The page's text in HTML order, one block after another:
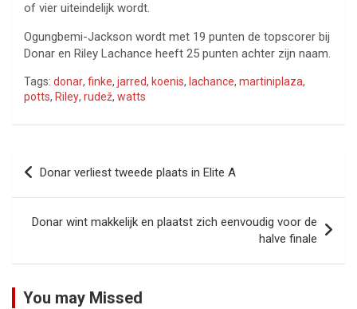
of vier uiteindelijk wordt.
Ogungbemi-Jackson wordt met 19 punten de topscorer bij
Donar en Riley Lachance heeft 25 punten achter zijn naam.
Tags: donar, finke, jarred, koenis, lachance, martiniplaza,
potts, Riley, rudež, watts
Bericht
navigatie
Donar verliest tweede plaats in Elite A
Donar wint makkelijk en plaatst zich eenvoudig voor de
halve finale
You may Missed